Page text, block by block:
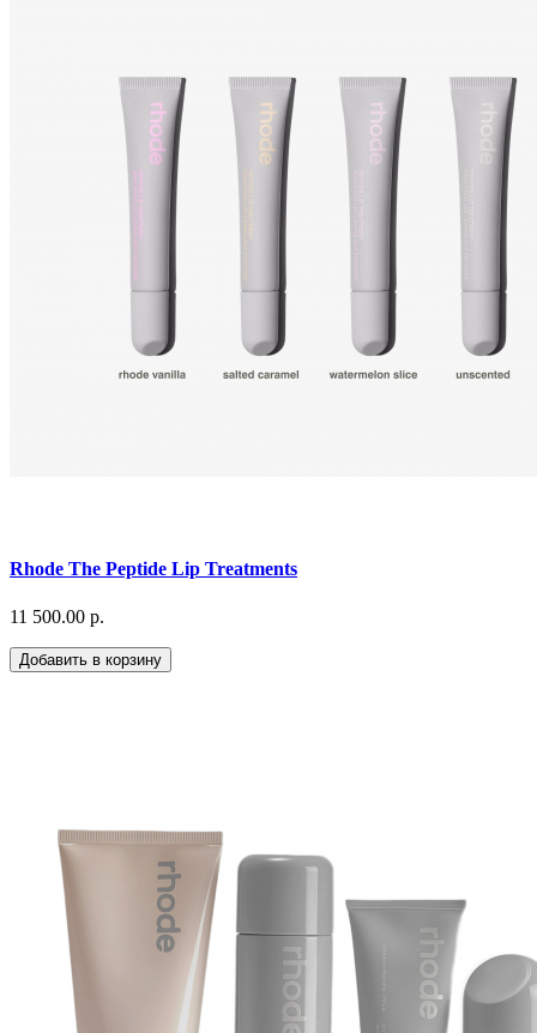
Rhode The Peptide Lip Treatments
11 500.00 р.
Добавить в корзину